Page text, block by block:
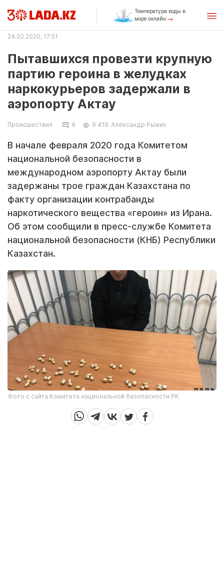
Температура воды в
море онлайн
24.02.2020, 17:51
Пытавшихся провезти крупную
партию героина в желудках
наркокурьеров задержали в
аэропорту Актау
Происшествия 8 9 416 Александр Рыжих
В начале февраля 2020 года Комитетом
национальной безопасности в
международном аэропорту Актау были
задержаны трое граждан Казахстана по
факту организации контрабанды
наркотического вещества «героин» из Ирана.
Об этом сообщили в пресс-службе Комитета
национальной безопасности (КНБ) Республики
Казахстан.
Фото с сайта Комитета национальной безопасности РК